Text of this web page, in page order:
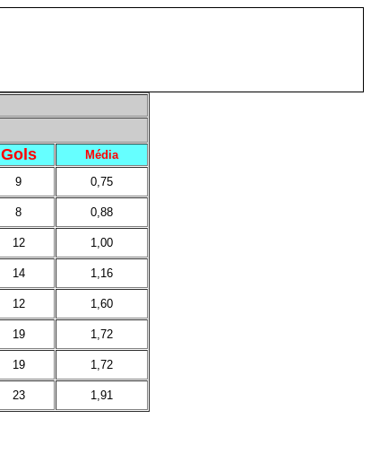
Gols
Média
9 0,75
8 0,88
12 1,00
14 1,16
12 1,60
19 1,72
19 1,72
23 1,91